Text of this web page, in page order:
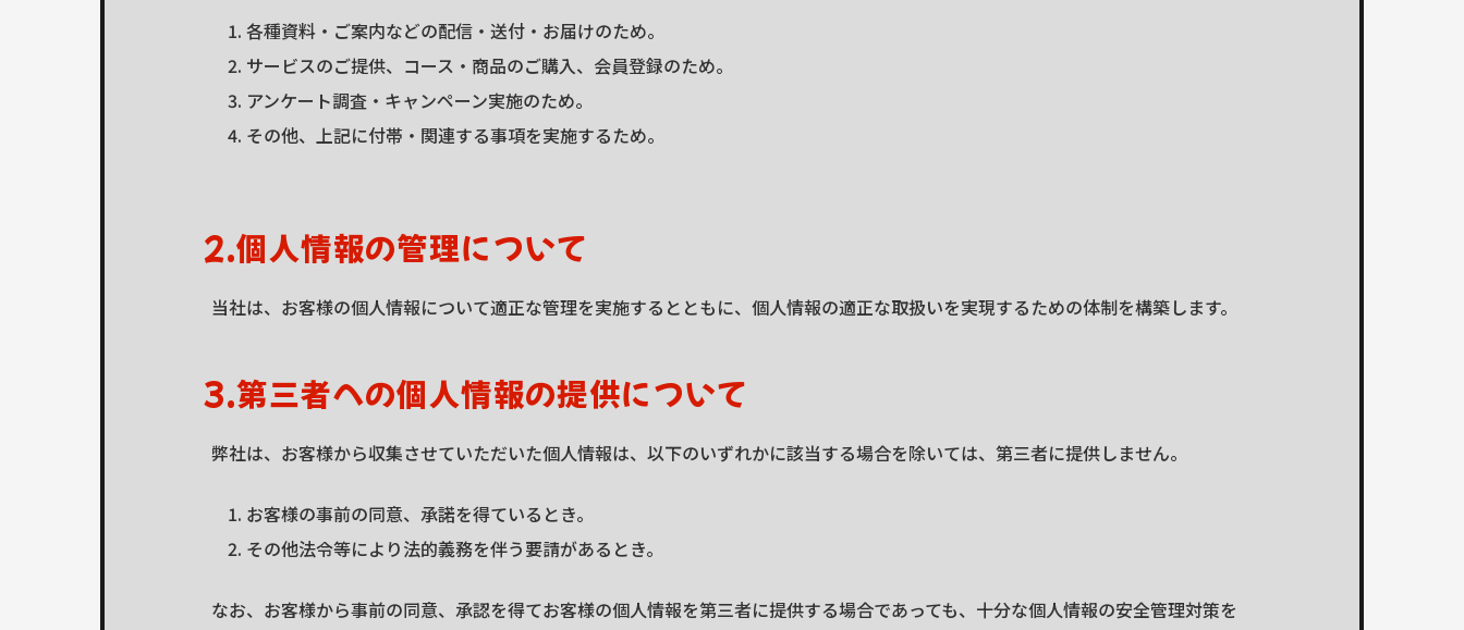
各種資料・ご案内などの配信・送付・お届けのため。
サービスのご提供、コース・商品のご購入、会員登録のため。
アンケート調査・キャンペーン実施のため。
その他、上記に付帯・関連する事項を実施するため。
2.個人情報の管理について
当社は、お客様の個人情報について適正な管理を実施するとともに、個人情報の適正な取扱いを実現するための体制を構築します。
3.第三者への個人情報の提供について
弊社は、お客様から収集させていただいた個人情報は、以下のいずれかに該当する場合を除いては、第三者に提供しません。
お客様の事前の同意、承諾を得ているとき。
その他法令等により法的義務を伴う要請があるとき。
なお、お客様から事前の同意、承認を得てお客様の個人情報を第三者に提供する場合であっても、十分な個人情報の安全管理対策を